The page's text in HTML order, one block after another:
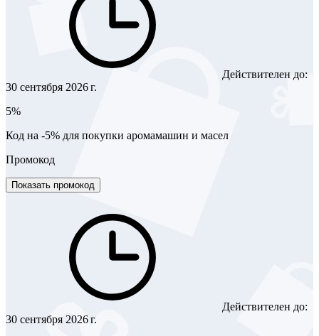
Действителен до:
30 сентября 2026 г.
5%
Код на -5% для покупки аромамашин и масел
Промокод
Показать промокод
Действителен до:
30 сентября 2026 г.